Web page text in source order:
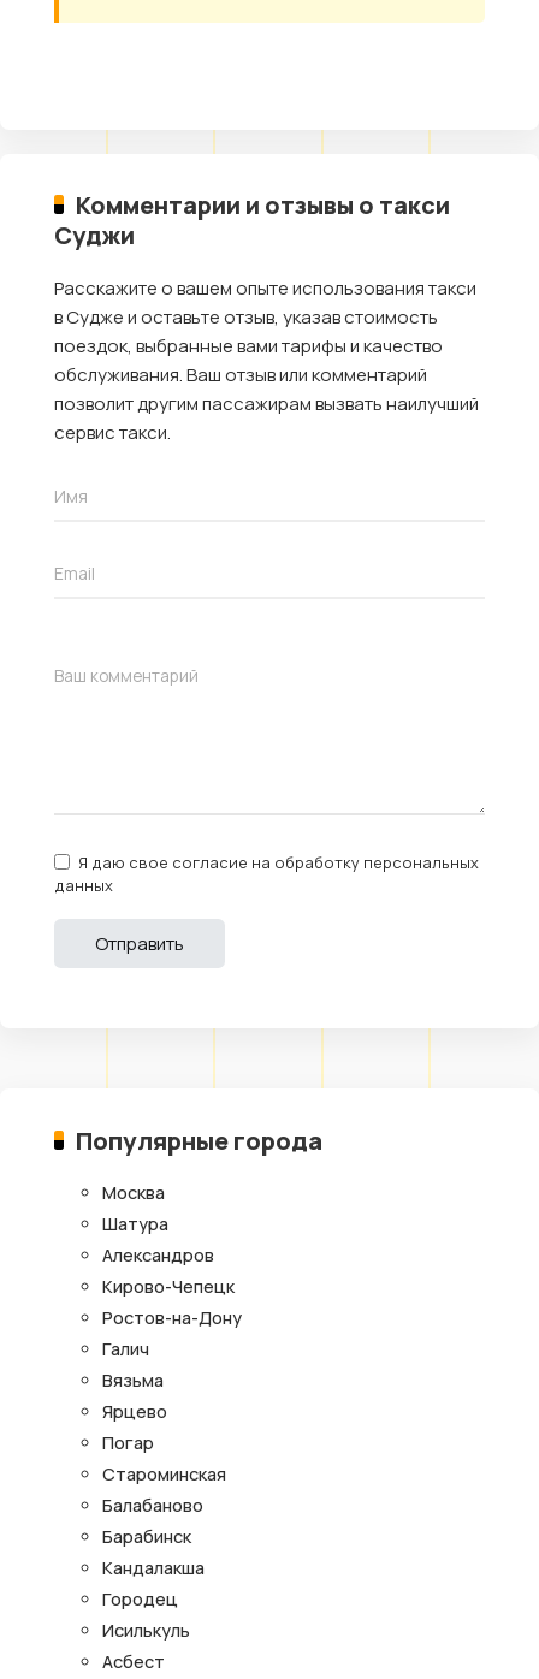
Комментарии и отзывы о такси
Суджи
Расскажите о вашем опыте использования такси
в Судже и оставьте отзыв, указав стоимость
поездок, выбранные вами тарифы и качество
обслуживания. Ваш отзыв или комментарий
позволит другим пассажирам вызвать наилучший
сервис такси.
Я даю свое согласие на обработку персональных
данных
Популярные города
Москва
Шатура
Александров
Кирово-Чепецк
Ростов-на-Дону
Галич
Вязьма
Ярцево
Погар
Староминская
Балабаново
Барабинск
Кандалакша
Городец
Исилькуль
Асбест